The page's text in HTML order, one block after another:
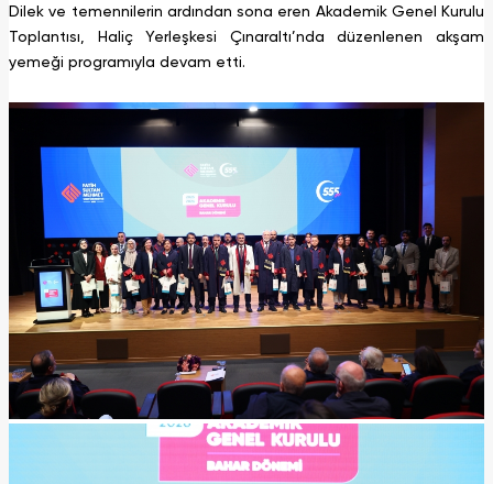
Dilek ve temennilerin ardından sona eren Akademik Genel Kurulu
Toplantısı, Haliç Yerleşkesi Çınaraltı’nda düzenlenen akşam
yemeği programıyla devam etti.